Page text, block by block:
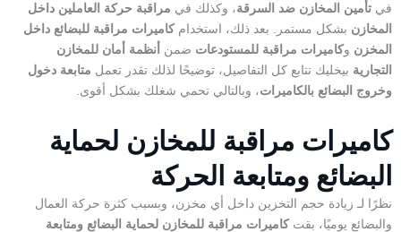
في تأمين المخازن ضد السرقة، وكذلك في مراقبة حركة العاملين داخل
المخازن بشكل مستمر. بعد ذلك، استخدامكاميرات مراقبة للبضائع داخل
المخزن وكاميرات مراقبة للمستودعات ضمن أنظمة أمان للمخازن
التجارية بيخليك تتابع كل التفاصيل، توضيحًا لذلك تقدر تعمل متابعة دخول
وخروج البضائع بالكاميرات، وبالتالي تحمي شغلك بشكل أقوى.
كاميرات مراقبة للمخازن لحماية
البضائع ومتابعة الحركة
نظرًا لـ زيادة حجم التخزين داخل أي مخزن، وبسبب كثرة حركة العمال
والبضائع يوميًا، بقتكاميرات مراقبة للمخازن لحماية البضائع ومتابعة